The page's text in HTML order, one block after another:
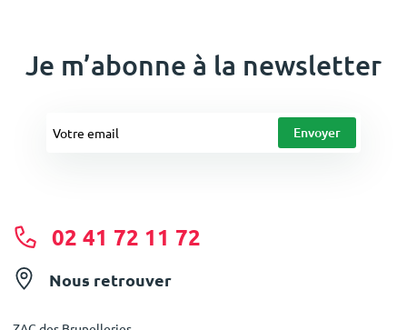
Je m’abonne à la newsletter
02 41 72 11 72
Nous retrouver